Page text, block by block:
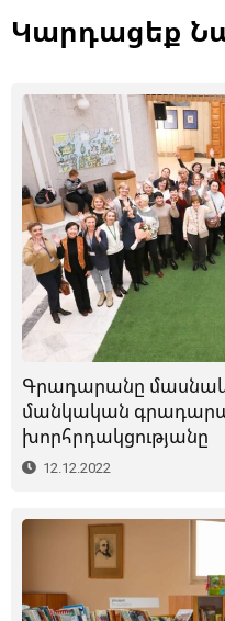
Կարդացեք
Գրադարանը
մանկական
խորհրդակցությանը
12.12.2022